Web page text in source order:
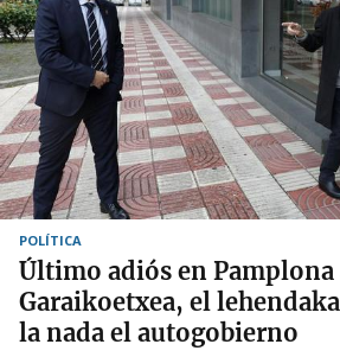
POLÍTICA
Último adiós en Pamplona
Garaikoetxea, el
la nada el autogobierno